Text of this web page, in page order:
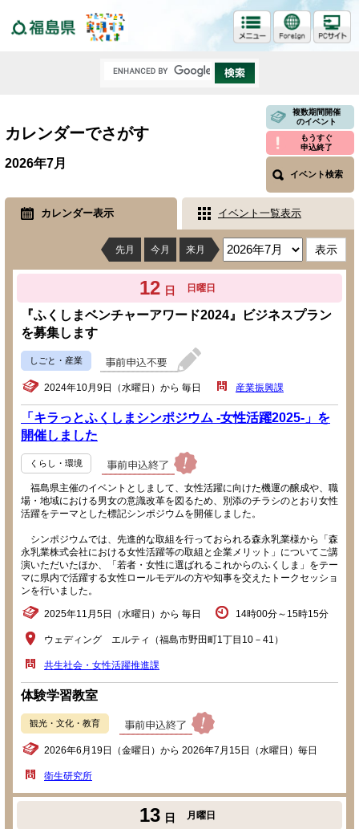
カレンダーでさがす
複数期間開催
のイベント
もうすぐ
申込終了
イベント検索
2026年7月
カレンダー表示 イベント一覧表示
先月 今月 来月
12 日 日曜日
『ふくしまベンチャーアワード2024』ビジネスプラン
を募集します
しごと・産業
2024年10月9日（水曜日）から 毎日 産業振興課
「キラっとふくしまシンポジウム -女性活躍2025-」を
開催しました
くらし・環境
福島県主催のイベントとしまして、女性活躍に向けた機運の醸成や、職
場・地域における男女の意識改革を図るため、別添のチラシのとおり女性
活躍をテーマとした標記シンポジウムを開催しました。
シンポジウムでは、先進的な取組を行っておられる森永乳業様から「森
永乳業株式会社における女性活躍等の取組と企業メリット」についてご講
演いただいたほか、「若者・女性に選ばれるこれからのふくしま」をテー
マに県内で活躍する女性ロールモデルの方や知事を交えたトークセッショ
ンを行いました。
2025年11月5日（水曜日）から 毎日 14時00分～15時15分
ウェディング エルティ（福島市野田町1丁目10－41）
共生社会・女性活躍推進課
体験学習教室
観光・文化・教育
2026年6月19日（金曜日）から 2026年7月15日（水曜日）毎日
衛生研究所
13 日 月曜日